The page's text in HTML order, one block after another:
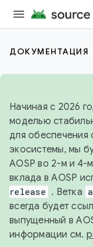
ДОКУМЕНТАЦИЯ
Начиная с 2026
моделью
для обеспечения
экосистемы, мы
AOSP во 2-м и 4-
вклада в AOSP
release . Ветка
всегда будет
выпущенный в
информации см.